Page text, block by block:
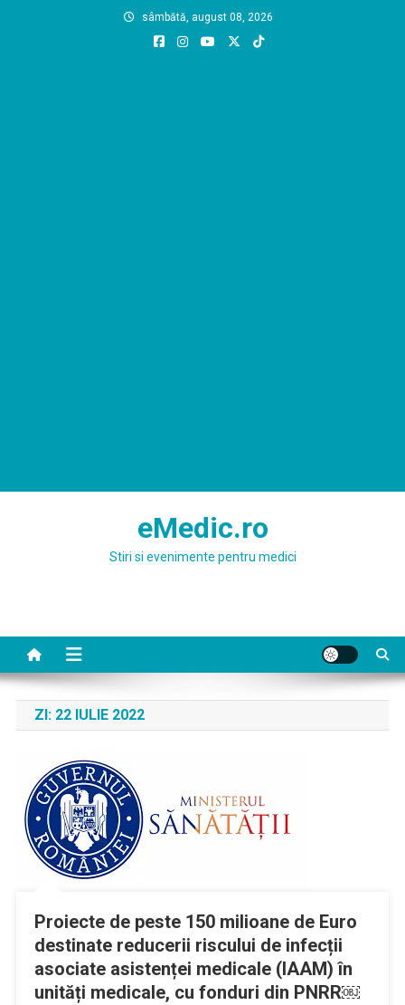
sâmbătă, august 08, 2026
eMedic.ro
Stiri si evenimente pentru medici
ZI: 22 IULIE 2022
Proiecte de peste 150 milioane de Euro
destinate reducerii riscului de infecții
asociate asistenței medicale (IAAM) în
unități medicale, cu fonduri din PNRR￼